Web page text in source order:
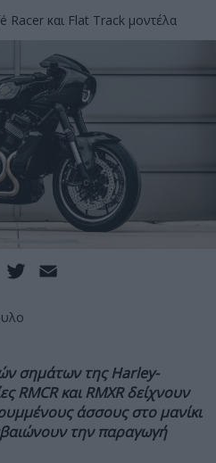
και Flat Track μοντέλα
Facebook
Twitter
σημάτων της Harley-
RMCR και RMXR δείχνουν
άσσους στο μανίκι
την παραγωγή